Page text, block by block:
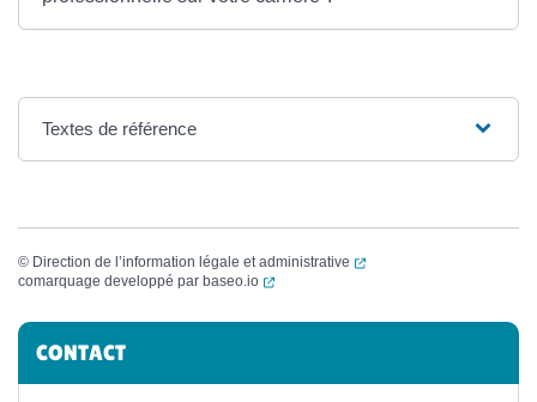
Textes de référence
© Direction de l’information légale et administrative
(ouverture dans un
comarquage developpé par baseo.io (ouverture dans un nouvel onglet)
Informations complémentaires
CONTACT